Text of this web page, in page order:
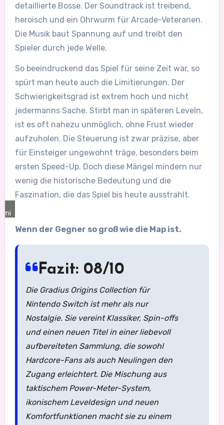
detaillierte Bosse. Der Soundtrack ist treibend,
heroisch und ein Ohrwurm für Arcade-Veteranen.
Die Musik baut Spannung auf und treibt den
Spieler durch jede Welle.
So beeindruckend das Spiel für seine Zeit war, so
spürt man heute auch die Limitierungen. Der
Schwierigkeitsgrad ist extrem hoch und nicht
jedermanns Sache. Stirbt man in späteren Leveln,
ist es oft nahezu unmöglich, ohne Frust wieder
aufzuholen. Die Steuerung ist zwar präzise, aber
für Einsteiger ungewohnt träge, besonders beim
ersten Speed-Up. Doch diese Mängel mindern nur
wenig die historische Bedeutung und die
Faszination, die das Spiel bis heute ausstrahlt.
Wenn der Gegner so groß wie die Map ist.
Fazit: 08/10
Die Gradius Origins Collection für
Nintendo Switch ist mehr als nur
Nostalgie. Sie vereint Klassiker, Spin-offs
und einen neuen Titel in einer liebevoll
aufbereiteten Sammlung, die sowohl
Hardcore-Fans als auch Neulingen den
Zugang erleichtert. Die Mischung aus
taktischem Power-Meter-System,
ikonischem Leveldesign und neuen
Komfortfunktionen macht sie zu einem